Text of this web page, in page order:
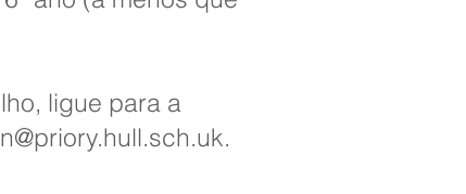
ligue para a